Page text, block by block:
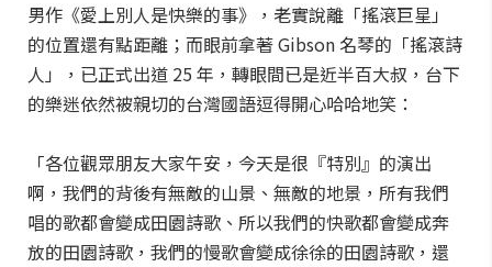
男作《愛上別人是快樂的事》，老實說離「搖滾巨星」
的位置還有點距離；而眼前拿著 Gibson 名琴的「搖滾詩
人」，已正式出道 25 年，轉眼間已是近半百大叔，台下
的樂迷依然被親切的台灣國語逗得開心哈哈地笑：
「各位觀眾朋友大家午安，今天是很『特別』的演出
啊，我們的背後有無敵的山景、無敵的地景，所有我們
唱的歌都會變成田園詩歌、所以我們的快歌都會變成奔
放的田園詩歌，我們的慢歌會變成徐徐的田園詩歌，還